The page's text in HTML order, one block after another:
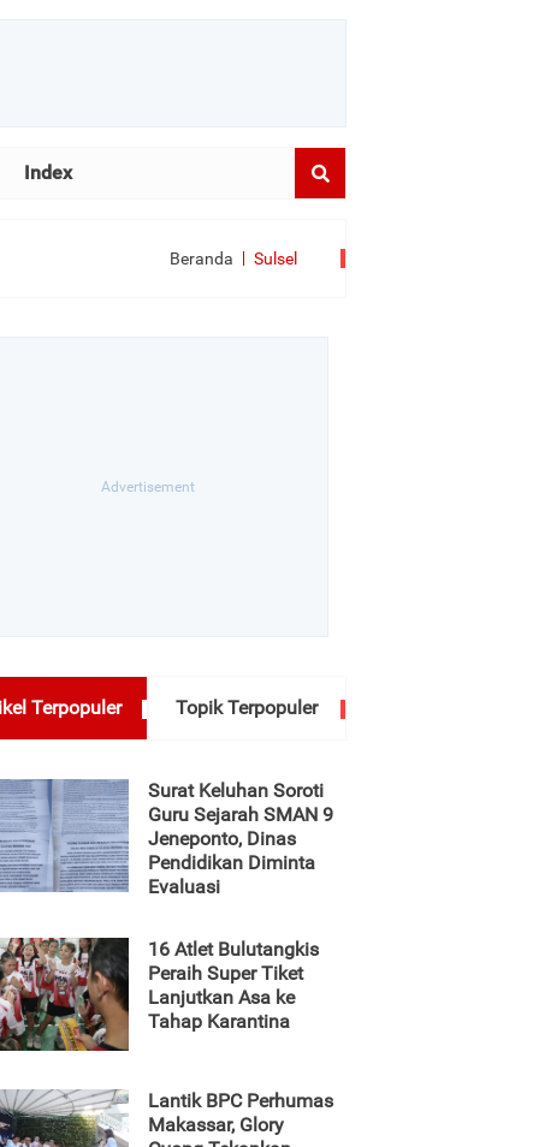
Index
Beranda Sulsel
Terpopuler Topik Terpopuler
Surat Keluhan Soroti
Guru Sejarah SMAN 9
Jeneponto, Dinas
Pendidikan Diminta
Evaluasi
16 Atlet Bulutangkis
Peraih Super Tiket
Lanjutkan Asa ke
Tahap Karantina
Lantik BPC Perhumas
Makassar, Glory